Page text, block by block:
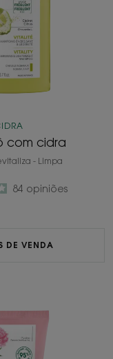
com cidra
- Limpa
4.3
/
5
84 opiniões
DE VENDA
Peónia
BIO